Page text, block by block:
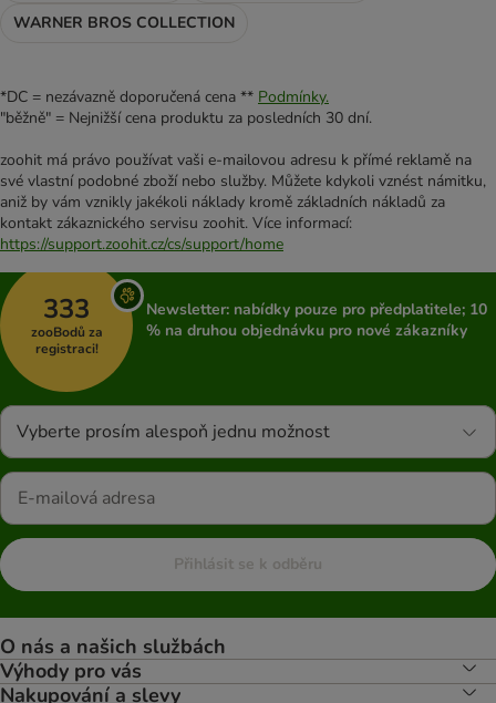
WARNER BROS COLLECTION
*DC = nezávazně doporučená cena ** Podmínky.
"běžně" = Nejnižší cena produktu za posledních 30 dní.
zoohit má právo používat vaši e-mailovou adresu k přímé reklamě na
své vlastní podobné zboží nebo služby. Můžete kdykoli vznést námitku,
aniž by vám vznikly jakékoli náklady kromě základních nákladů za
kontakt zákaznického servisu zoohit. Více informací:
https://support.zoohit.cz/cs/support/home
333
zooBodů za
registraci!
Newsletter: nabídky pouze pro předplatitele; 10
% na druhou objednávku pro nové zákazníky
Vyberte prosím alespoň jednu možnost
Přihlásit se k odběru
O nás a našich službách
Výhody pro vás
Nakupování a slevy